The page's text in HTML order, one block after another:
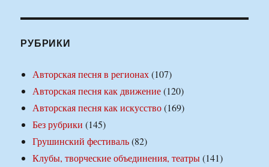
РУБРИКИ
Авторская песня в регионах(107)
Авторская песня как движение(120)
Авторская песня как искусство(169)
Без рубрики (145)
Грушинский фестиваль(82)
Клубы, творческие объединения, театры(141)